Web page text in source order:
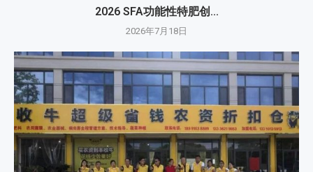
2026 SFA功能性特肥创...
2026年7月18日